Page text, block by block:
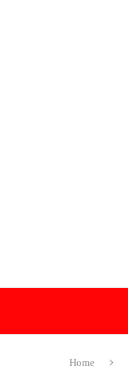
Home